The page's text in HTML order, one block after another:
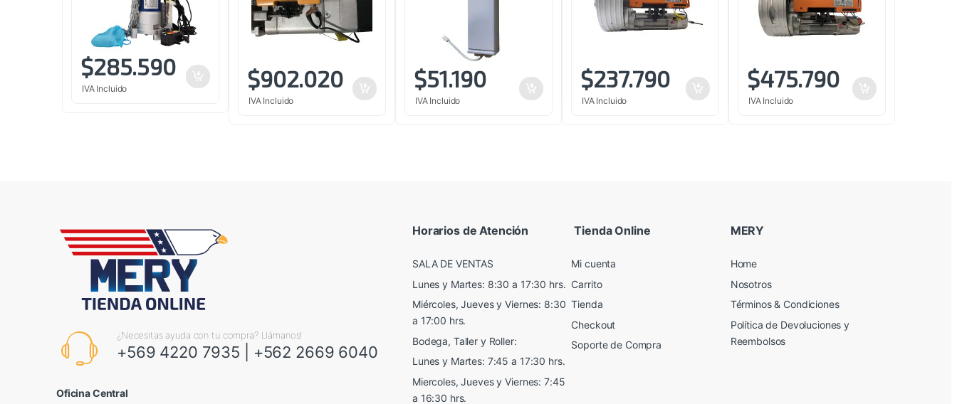
$285.590
IVA Incluido $902.020
IVA Incluido
$51.190
IVA Incluido
$237.790
IVA Incluido
$475.790
IVA Incluido
¿Necesitas ayuda con tu compra? Llámanos!
+569 4220 7935 +562 2669 6040
Oficina Central
Horarios de Atención
SALA DE VENTAS
Lunes y Martes: 8:30 a 17:30 hrs.
Miércoles, Jueves y Viernes: 8:30
a 17:00 hrs.
Bodega, Taller y Roller:
Lunes y Martes: 7:45 a 17:30 hrs.
Miercoles, Jueves y Viernes: 7:45
a 16:30 hrs.
Tienda Online
Mi cuenta
Carrito
Tienda
Checkout
Soporte de Compra
MERY
Home
Nosotros
Términos & Condiciones
Política de Devoluciones y
Reembolsos